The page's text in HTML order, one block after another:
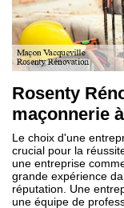
Rosenty
maçonnerie
Le choix d'une
crucial pour la
une entreprise
grande expérience
réputation. Une
une équipe de